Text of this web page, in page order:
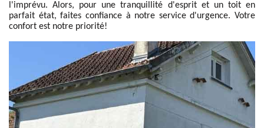
l'imprévu. Alors, pour une tranquillité d'esprit et un toit en
parfait état, faites confiance à notre service d'urgence. Votre
confort est notre priorité!